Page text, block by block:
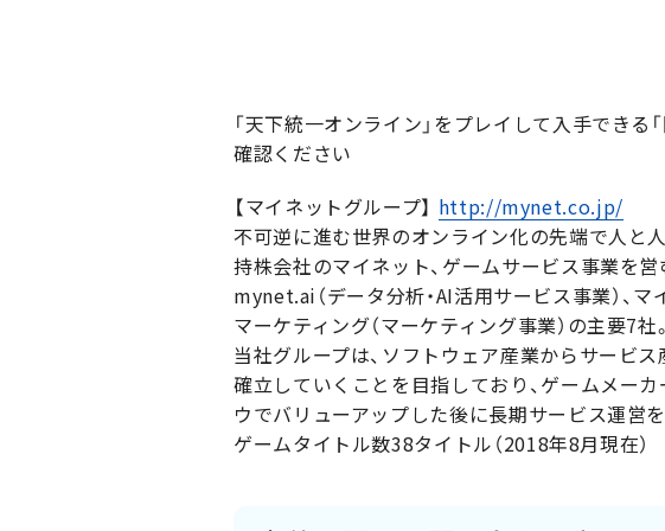
「天下統一オンライン」をプレイして入手でき
確認ください
【マイネットグループ】 http://mynet.co.jp/
不可逆に進む世界のオンライン化の先端で人と
持株会社のマイネット、ゲームサービス事業を
mynet.ai（データ分析・AI活用サービス事業）、
マーケティング（マーケティング事業）の主要7社。
当社グループは、ソフトウェア産業からサービ
確立していくことを目指しており、ゲームメー
ウでバリューアップした後に長期サービス運営
ゲームタイトル数38タイトル（2018年8月現在）